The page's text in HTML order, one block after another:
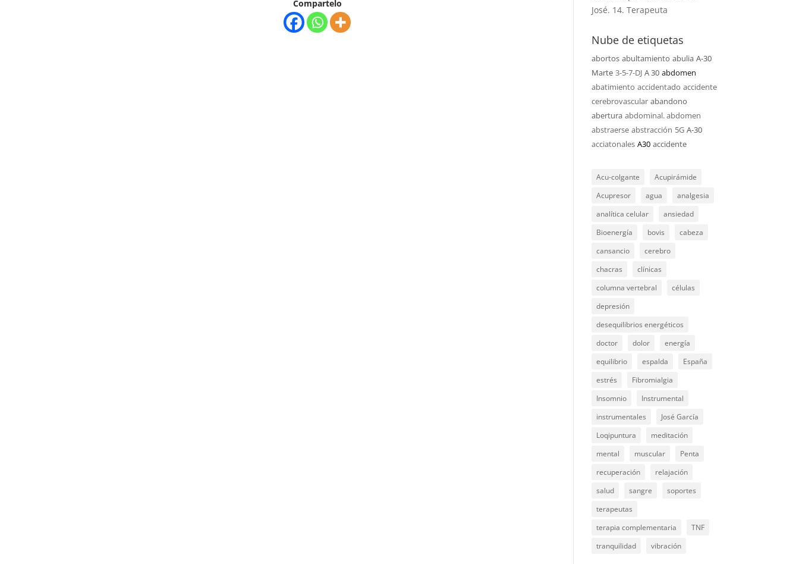
Compartelo
José. 14. Terapeuta
Nube de etiquetas
abortos abultamiento abulia A-30
Marte 3-5-7-DJ A 30 abdomen
abatimiento accidentado accidente
cerebrovascular abandono
abertura abdominal. abdomen
abstraerse abstracción 5G A-30
acciatonales A30 accidente
Acu-colgante
Acupirámide
Acupresor
agua
analgesia
analítica celular
ansiedad
Bioenergía
bovis
cabeza
cansancio
cerebro
chacras
clínicas
columna vertebral
células
depresión
desequilibrios energéticos
doctor
dolor
energía
equilibrio
espalda
España
estrés
Fibromialgia
Insomnio
Instrumental
instrumentales
José García
Loqipuntura
meditación
mental
muscular
Penta
recuperación
relajación
salud
sangre
soportes
terapeutas
terapia complementaria
TNF
tranquilidad
vibración